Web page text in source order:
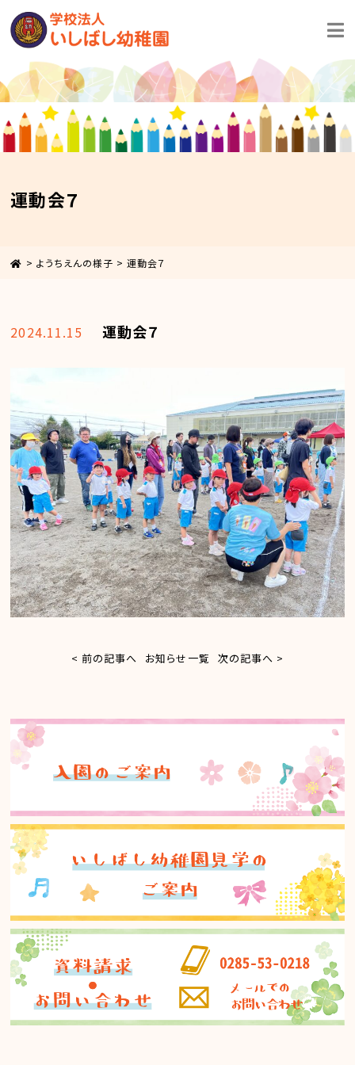
運動会７
> ようちえんの様子 >運動会７
2024.11.15 運動会７
< 前の記事へ お知らせ一覧 次の記事へ >